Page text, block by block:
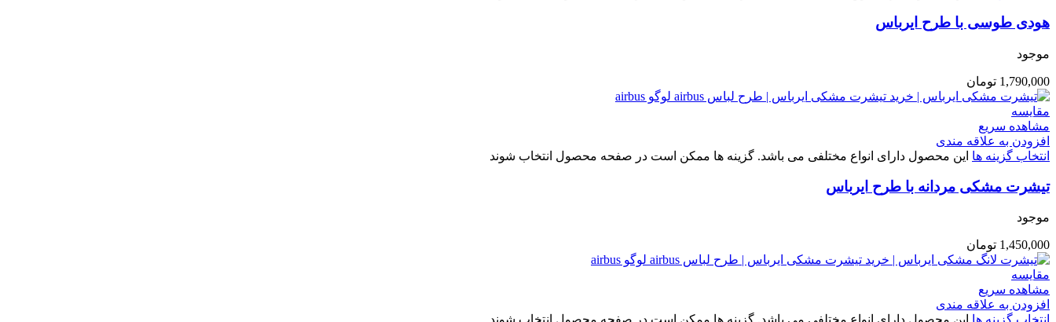
هودی طوسی با طرح ایرباس
موجود
1,790,000 تومان
مقایسه
مشاهده سریع
افزودن به علاقه مندی
انتخاب گزینه ها این محصول دارای انواع مختلفی می باشد. گزینه ها ممکن است در صفحه محصول انتخاب شوند
تیشرت مشکی مردانه با طرح ایرباس
موجود
1,450,000 تومان
مقایسه
مشاهده سریع
افزودن به علاقه مندی